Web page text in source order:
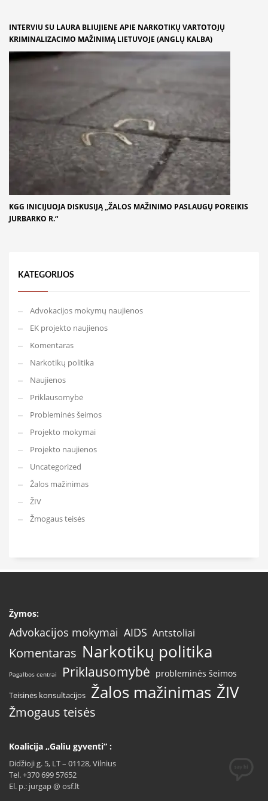
INTERVIU SU LAURA BLIUJIENE APIE NARKOTIKŲ VARTOTOJŲ
KRIMINALIZACIMO MAŽINIMĄ LIETUVOJE (ANGLŲ KALBA)
KGG INICIJUOJA DISKUSIJĄ „ŽALOS MAŽINIMO PASLAUGŲ POREIKIS
JURBARKO R.“
KATEGORIJOS
Advokacijos mokymų naujienos
EK projekto naujienos
Komentaras
Narkotikų politika
Naujienos
Priklausomybė
Probleminės šeimos
Projekto mokymai
Projekto naujienos
Uncategorized
Žalos mažinimas
ŽIV
Žmogaus teisės
Žymos:
Advokacijos mokymai AIDS Antstoliai
Komentaras Narkotikų politika
Pagalbos centrai Priklausomybė probleminės šeimos
Teisinės konsultacijos Žalos mažinimas ŽIV
Žmogaus teisės
Koalicija „Galiu gyventi“ :
Didžioji g. 5, LT – 01128, Vilnius
Tel. +370 699 57652
El. p.: jurgap @ osf.lt